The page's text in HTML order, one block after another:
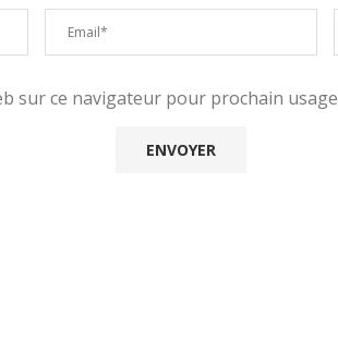
sur ce navigateur pour prochain usage